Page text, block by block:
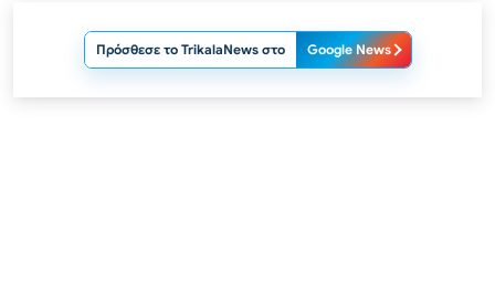
Πρόσθεσε το TrikalaNews στο Google News